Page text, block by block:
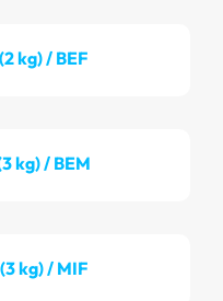
kg) / BEF
kg) / BEM
kg) / MIF